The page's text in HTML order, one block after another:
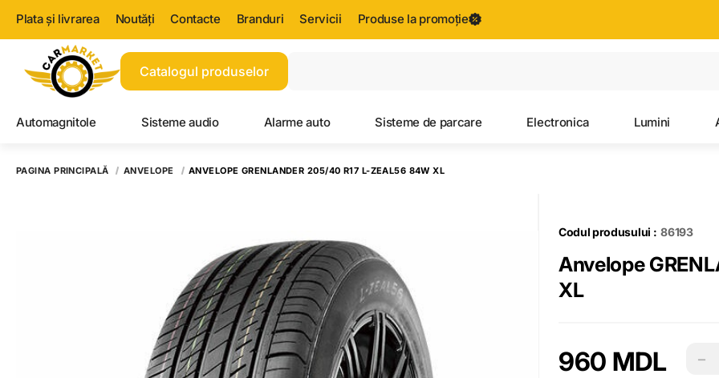
Plata și livrarea Noutăți Contacte Branduri Servicii Produse la promoție
Catalogul produselor
Toate rezultatele căutării [0 de produse]
Automagnitole Sisteme audio Alarme auto Sisteme de parcare Electronica Lumini
PAGINA PRINCIPALĂ ANVELOPE ANVELOPE GRENLANDER 205/40 R17 L-ZEAL56 84W XL
Codul produsului : 86193
Anvelope
XL
960 MDL −